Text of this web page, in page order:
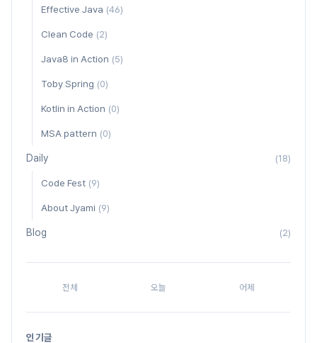
Effective Java (46)
Clean Code (2)
Java8 in Action (5)
Toby Spring (0)
Kotlin in Action (0)
MSA pattern (0)
Daily (18)
Code Fest (9)
About Jyami (9)
Blog (2)
전체 오늘 어제